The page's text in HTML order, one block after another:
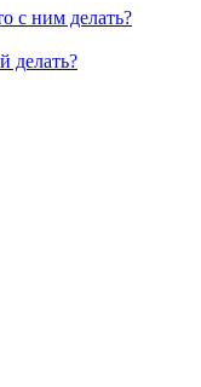
с ним делать?
делать?